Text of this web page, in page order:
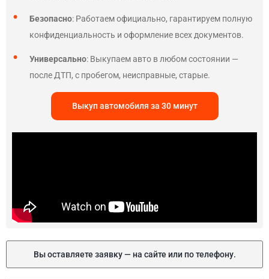
Безопасно: Работаем официально, гарантируем полную
конфиденциальность и оформление всех документов.
Универсально: Выкупаем авто в любом состоянии —
после ДТП, с пробегом, неисправные, старые.
Выкуп автомобиля за 30 минут
Вы оставляете заявку — на сайте или по телефону.